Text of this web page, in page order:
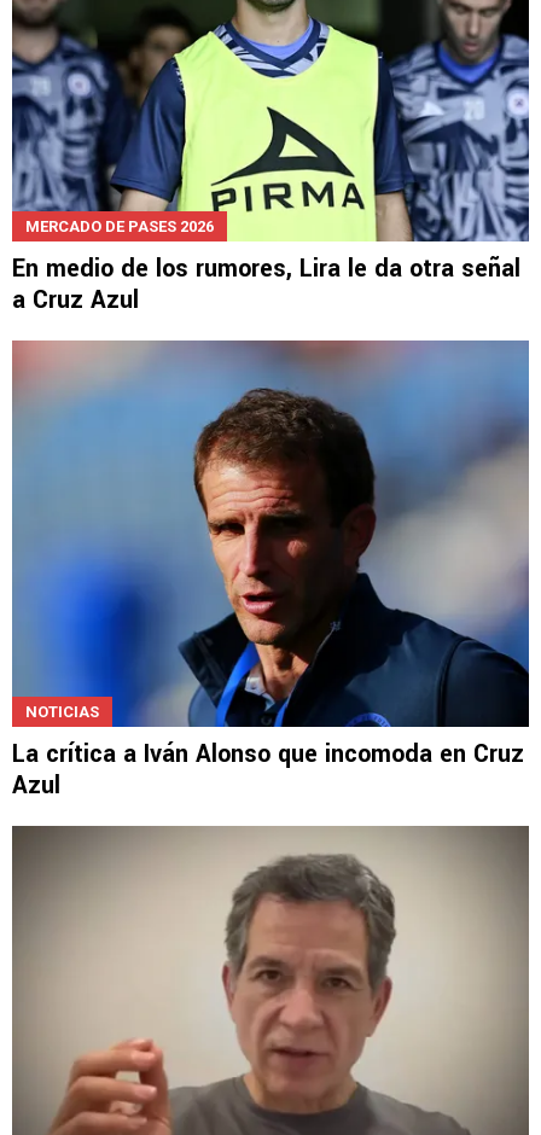
MERCADO DE PASES 2026
En medio de los rumores, Lira le da otra señal
a Cruz Azul
NOTICIAS
La crítica a Iván Alonso que incomoda en Cruz
Azul